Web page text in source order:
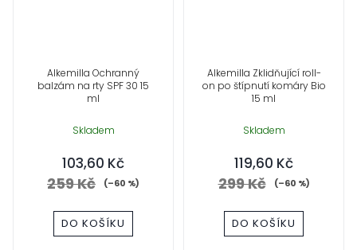
Alkemilla Ochranný
balzám na rty SPF 30 15
ml
Skladem
103,60 Kč
259 Kč (–60 %)
DO KOŠÍKU
Alkemilla Zklidňující roll-
on po štípnutí komáry Bio
15 ml
Skladem
119,60 Kč
299 Kč (–60 %)
DO KOŠÍKU